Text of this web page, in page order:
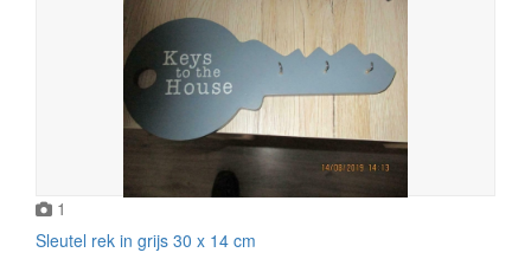
1
Sleutel rek in grijs 30 x 14 cm